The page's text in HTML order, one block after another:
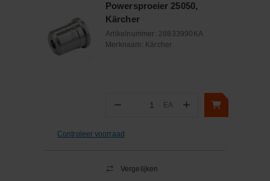
Powersproeier 25050,
Kärcher
Artikelnummer: 28833990KA
Merknaam: Kärcher
− Aantal
EA +
Controleer voorraad
Vergelijken